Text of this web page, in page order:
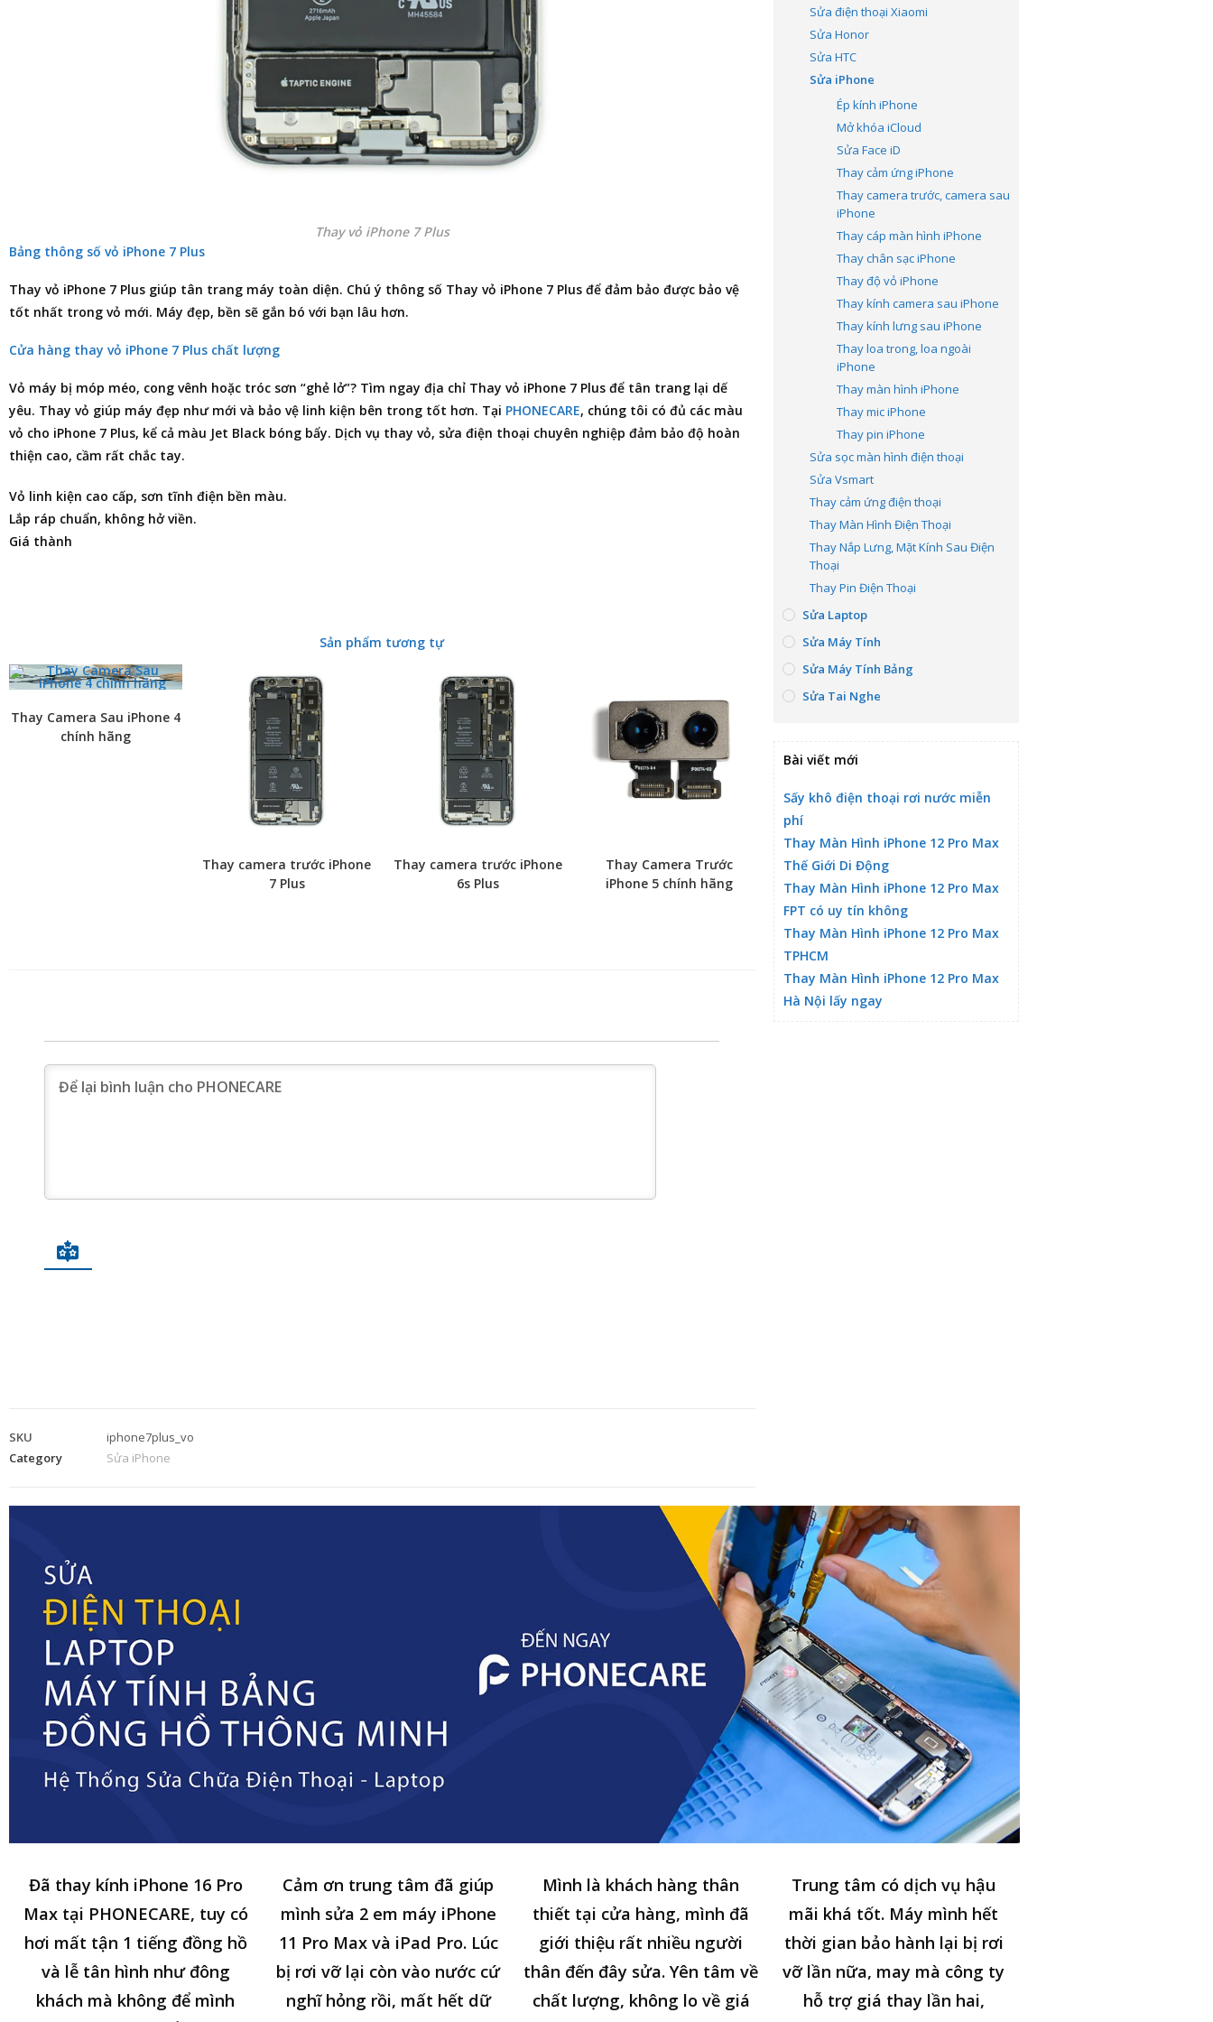
Thay vỏ iPhone 7 Plus
Bảng thông số vỏ iPhone 7 Plus
Thay vỏ iPhone 7 Plus giúp tân trang máy toàn diện. Chú ý thông số Thay vỏ iPhone 7 Plus để đảm bảo được bảo vệ
tốt nhất trong vỏ mới. Máy đẹp, bền sẽ gắn bó với bạn lâu hơn.
Cửa hàng thay vỏ iPhone 7 Plus chất lượng
Vỏ máy bị móp méo, cong vênh hoặc tróc sơn “ghẻ lở”? Tìm ngay địa chỉ Thay vỏ iPhone 7 Plus để tân trang lại dế
yêu. Thay vỏ giúp máy đẹp như mới và bảo vệ linh kiện bên trong tốt hơn. Tại PHONECARE, chúng tôi có đủ các màu
vỏ cho iPhone 7 Plus, kể cả màu Jet Black bóng bẩy. Dịch vụ thay vỏ, sửa điện thoại chuyên nghiệp đảm bảo độ hoàn
thiện cao, cầm rất chắc tay.
Vỏ linh kiện cao cấp, sơn tĩnh điện bền màu.
Lắp ráp chuẩn, không hở viền.
Giá thành
Sản phẩm tương tự
Thay Camera Sau iPhone 4
chính hãng
Thay camera trước iPhone
7 Plus
Thay camera trước iPhone
6s Plus
Thay Camera Trước
iPhone 5 chính hãng
SKU
iphone7plus_vo
Category
Sửa iPhone
Sửa điện thoại Xiaomi
Sửa Honor
Sửa HTC
Sửa iPhone
Ép kính iPhone
Mở khóa iCloud
Sửa Face iD
Thay cảm ứng iPhone
Thay camera trước, camera sau
iPhone
Thay cáp màn hình iPhone
Thay chân sạc iPhone
Thay độ vỏ iPhone
Thay kính camera sau iPhone
Thay kính lưng sau iPhone
Thay loa trong, loa ngoài
iPhone
Thay màn hình iPhone
Thay mic iPhone
Thay pin iPhone
Sửa sọc màn hình điện thoại
Sửa Vsmart
Thay cảm ứng điện thoại
Thay Màn Hình Điện Thoại
Thay Nắp Lưng, Mặt Kính Sau Điện
Thoại
Thay Pin Điện Thoại
Sửa Laptop
Sửa Máy Tính
Sửa Máy Tính Bảng
Sửa Tai Nghe
Bài viết mới
Sấy khô điện thoại rơi nước miễn
phí
Thay Màn Hình iPhone 12 Pro Max
Thế Giới Di Động
Thay Màn Hình iPhone 12 Pro Max
FPT có uy tín không
Thay Màn Hình iPhone 12 Pro Max
TPHCM
Thay Màn Hình iPhone 12 Pro Max
Hà Nội lấy ngay
Đã thay kính iPhone 16 Pro
Max tại PHONECARE, tuy có
hơi mất tận 1 tiếng đồng hồ
và lễ tân hình như đông
khách mà không để mình
Cảm ơn trung tâm đã giúp
mình sửa 2 em máy iPhone
11 Pro Max và iPad Pro. Lúc
bị rơi vỡ lại còn vào nước cứ
nghĩ hỏng rồi, mất hết dữ
Mình là khách hàng thân
thiết tại cửa hàng, mình đã
giới thiệu rất nhiều người
thân đến đây sửa. Yên tâm về
chất lượng, không lo về giá
Trung tâm có dịch vụ hậu
mãi khá tốt. Máy mình hết
thời gian bảo hành lại bị rơi
vỡ lần nữa, may mà công ty
hỗ trợ giá thay lần hai,